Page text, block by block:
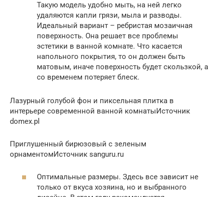
Такую модель удобно мыть, на ней легко
удаляются капли грязи, мыла и разводы.
Идеальный вариант – ребристая мозаичная
поверхность. Она решает все проблемы
эстетики в ванной комнате. Что касается
напольного покрытия, то он должен быть
матовым, иначе поверхность будет скользкой, а
со временем потеряет блеск.
Лазурный голубой фон и пиксельная плитка в
интерьере современной ванной комнатыИсточник
domex.pl
Приглушенный бирюзовый с зеленым
орнаментомИсточник sanguru.ru
Оптимальные размеры. Здесь все зависит не
только от вкуса хозяина, но и выбранного